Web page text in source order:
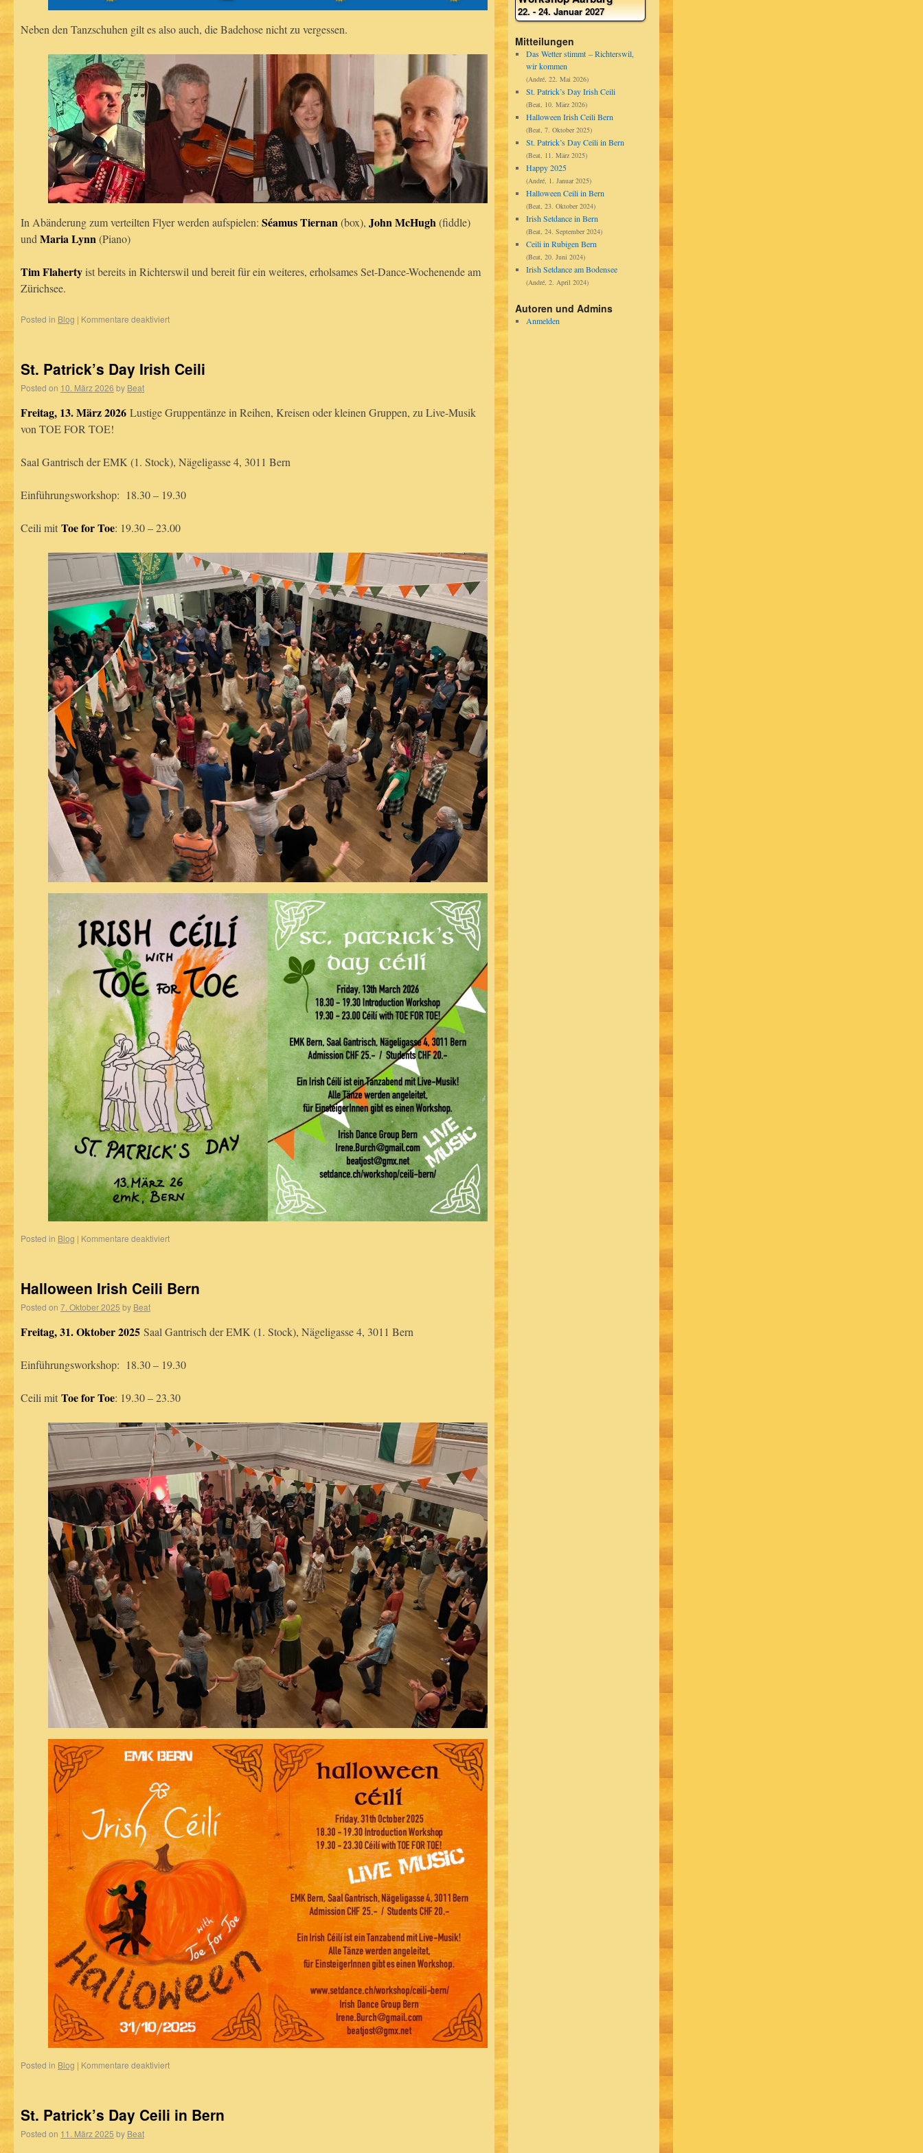
Sa, 14. Nov, 13h00 - 17h00
Irish Set Dancing
Solothurn
Set Dance - Caller: Eva
Zürich
Set Dance - Caller: Manuela
Sa, 12. Dez, 13h00 - 17h00
Irish Set Dancing
Solothurn
Sa, 13. Feb, 13h00 - 17h00
Sa, 13. Mär, 13h00 - 17h00
Neben den Tanzschuhen gilt es also auch, die Badehose nicht zu vergessen.
In Abänderung zum verteilten Flyer werden aufspielen: Séamus Tiernan(box), John McHugh(fiddle)
und Maria Lynn(Piano)
Tim Flahertyist bereits in Richterswil und bereit für ein weiteres, erholsames Set-Dance-Wochenende am
Zürichsee.
Posted in Blog | Kommentare deaktiviert
St. Patrick’s Day Irish Ceili
Posted on 10. März 2026 by Beat
Freitag, 13. März 2026 Lustige Gruppentänze in Reihen, Kreisen oder kleinen Gruppen, zu Live-Musik
von TOE FOR TOE!
Saal Gantrisch der EMK (1. Stock), Nägeligasse 4, 3011 Bern
Einführungsworkshop: 18.30 – 19.30
Ceili mit Toe for Toe: 19.30 – 23.00
Posted in Blog | Kommentare deaktiviert
Halloween Irish Ceili Bern
Posted on 7. Oktober 2025 by Beat
Freitag, 31. Oktober 2025 Saal Gantrisch der EMK (1. Stock), Nägeligasse 4, 3011 Bern
Einführungsworkshop: 18.30 – 19.30
Ceili mit Toe for Toe: 19.30 – 23.30
Posted in Blog | Kommentare deaktiviert
St. Patrick’s Day Ceili in Bern
Posted on 11. März 2025 by Beat
22. - 24. Januar 2027
Mitteilungen
Das Wetter stimmt – Richterswil,
wir kommen
(André, 22. Mai 2026)
St. Patrick’s Day Irish Ceili
(Beat, 10. März 2026)
Halloween Irish Ceili Bern
(Beat, 7. Oktober 2025)
St. Patrick’s Day Ceili in Bern
(Beat, 11. März 2025)
Happy 2025
(André, 1. Januar 2025)
Halloween Ceili in Bern
(Beat, 23. Oktober 2024)
Irish Setdance in Bern
(Beat, 24. September 2024)
Ceili in Rubigen Bern
(Beat, 20. Juni 2024)
Irish Setdance am Bodensee
(André, 2. April 2024)
Autoren und Admins
Anmelden